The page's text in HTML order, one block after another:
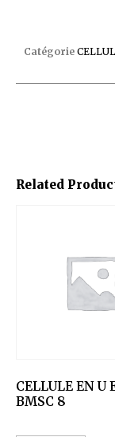
Related
CELLULE EN U
BMSC 8
Catégorie